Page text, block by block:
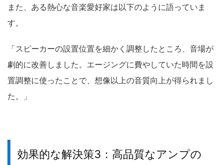
また、ある熱心な音楽愛好家は以下のように語っていま
す。
「スピーカーの設置位置を細かく調整したところ、音場が
劇的に改善しました。エージングに費やしていた時間を設
置調整に使ったことで、想像以上の音質向上が得られまし
た。」
効果的な解決策3：高品質なアンプの